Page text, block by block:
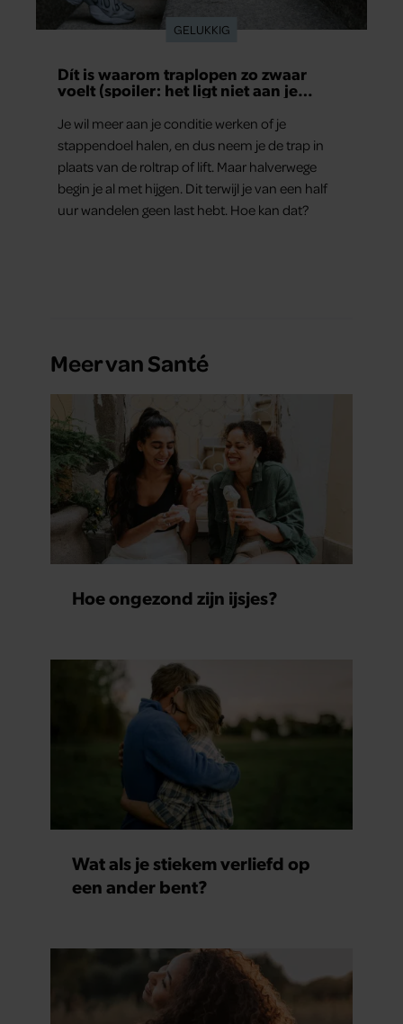
GELUKKIG
Dít is waarom traplopen zo zwaar
voelt (spoiler: het ligt niet aan je
Je wil meer aan je conditie werken of je
stappendoel halen, en dus neem je de trap in
plaats van de roltrap of lift. Maar halverwege
begin je al met hijgen. Dit terwijl je van een half
uur wandelen geen last hebt. Hoe kan dat?
Meer van Santé
Hoe ongezond zijn ijsjes?
Wat als je stiekem verliefd op
een ander bent?